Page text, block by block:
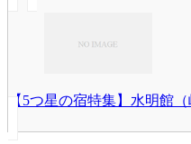
【5つ星の宿特集】水明館